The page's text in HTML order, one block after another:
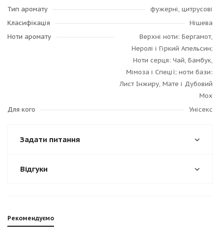
Тип аромату
фужерні, цитрусові
Класифікація
Нішева
Ноти аромату
Верхні ноти: Бергамот,
Неролі і Гіркий Апельсин;
Ноти серця: Чай, Бамбук,
Мімоза і Спеції; ноти бази:
Лист Інжиру, Мате і Дубовий
Мох
Для кого
Унісекс
Задати питання
Відгуки
Рекомендуємо